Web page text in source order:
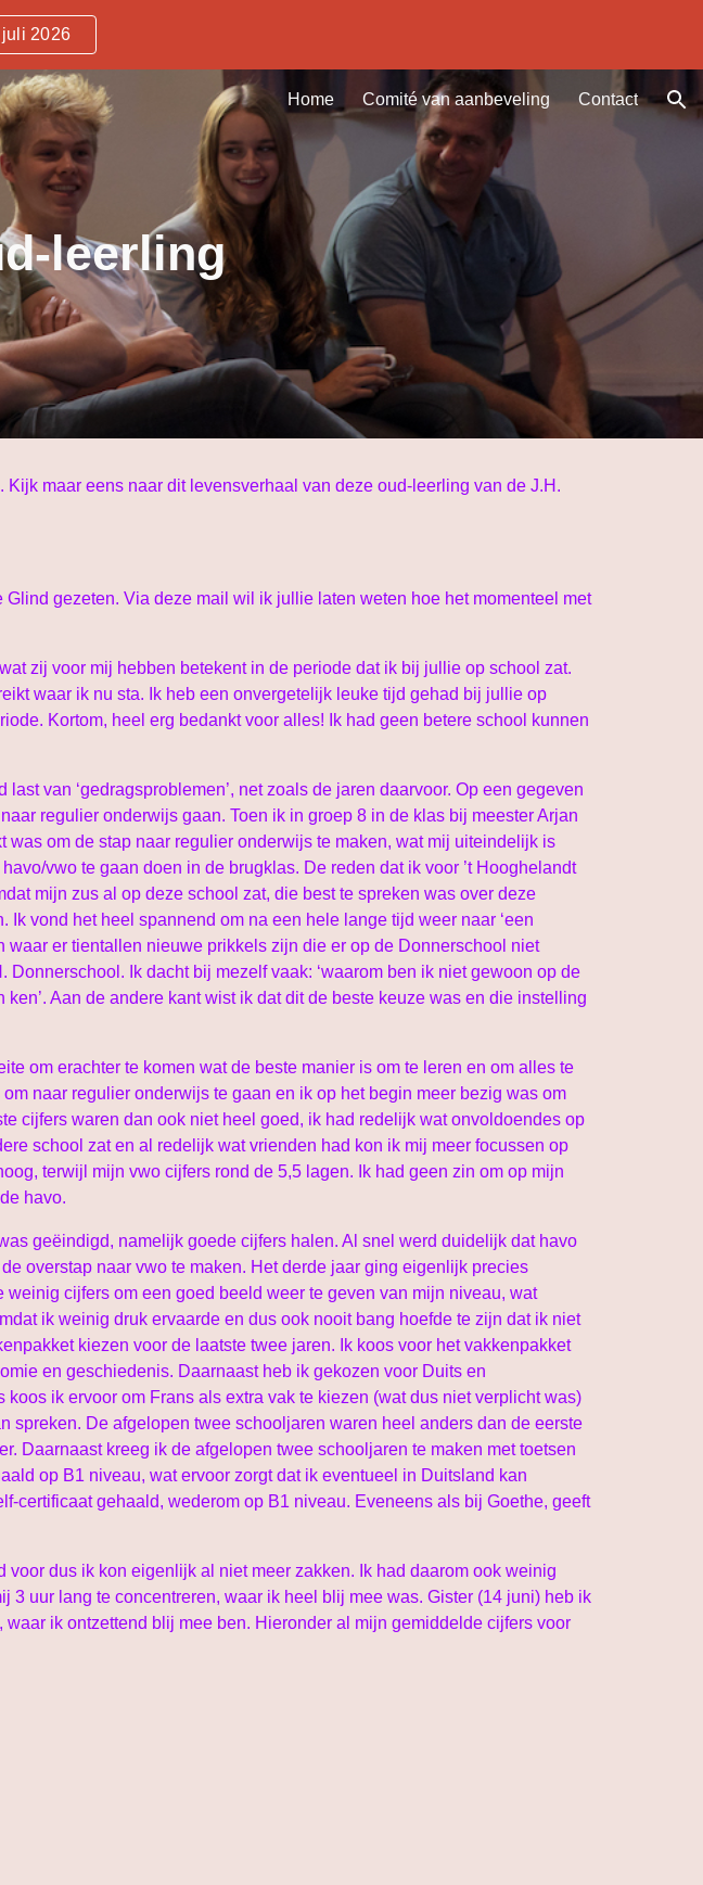
2026
Home Comité van aanbeveling Contact
leerling
maar eens naar dit levensverhaal van deze oud-leerling van de J.H.
gezeten. Via deze mail wil ik jullie laten weten hoe het momenteel met
zij voor mij hebben betekent in de periode dat ik bij jullie op school zat.
waar ik nu sta. Ik heb een onvergetelijk leuke tijd gehad bij jullie op
Kortom, heel erg bedankt voor alles! Ik had geen betere school kunnen
van ‘gedragsproblemen’, net zoals de jaren daarvoor. Op een gegeven
regulier onderwijs gaan. Toen ik in groep 8 in de klas bij meester Arjan
om de stap naar regulier onderwijs te maken, wat mij uiteindelijk is
vwo te gaan doen in de brugklas. De reden dat ik voor ’t Hooghelandt
mijn zus al op deze school zat, die best te spreken was over deze
vond het heel spannend om na een hele lange tijd weer naar ‘een
er tientallen nieuwe prikkels zijn die er op de Donnerschool niet
Ik dacht bij mezelf vaak: ‘waarom ben ik niet gewoon op de
Aan de andere kant wist ik dat dit de beste keuze was en die instelling
om erachter te komen wat de beste manier is om te leren en om alles te
naar regulier onderwijs te gaan en ik op het begin meer bezig was om
cijfers waren dan ook niet heel goed, ik had redelijk wat onvoldoendes op
school zat en al redelijk wat vrienden had kon ik mij meer focussen op
terwijl mijn vwo cijfers rond de 5,5 lagen. Ik had geen zin om op mijn
havo.
geëindigd, namelijk goede cijfers halen. Al snel werd duidelijk dat havo
overstap naar vwo te maken. Het derde jaar ging eigenlijk precies
cijfers om een goed beeld weer te geven van mijn niveau, wat
ik weinig druk ervaarde en dus ook nooit bang hoefde te zijn dat ik niet
kiezen voor de laatste twee jaren. Ik koos voor het vakkenpakket
en geschiedenis. Daarnaast heb ik gekozen voor Duits en
ik ervoor om Frans als extra vak te kiezen (wat dus niet verplicht was)
De afgelopen twee schooljaren waren heel anders dan de eerste
Daarnaast kreeg ik de afgelopen twee schooljaren te maken met toetsen
op B1 niveau, wat ervoor zorgt dat ik eventueel in Duitsland kan
certificaat gehaald, wederom op B1 niveau. Eveneens als bij Goethe, geeft
dus ik kon eigenlijk al niet meer zakken. Ik had daarom ook weinig
uur lang te concentreren, waar ik heel blij mee was. Gister (14 juni) heb ik
ik ontzettend blij mee ben. Hieronder al mijn gemiddelde cijfers voor